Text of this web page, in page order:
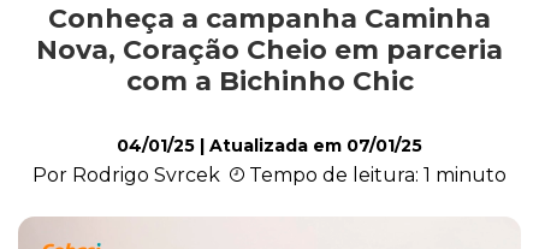
Ações Sociais
Gato
Conheça a campanha Caminha
Nova, Coração Cheio em parceria
com a Bichinho Chic
04/01/25 | Atualizada em 07/01/25
Por Rodrigo Svrcek Tempo de leitura: 1 minuto